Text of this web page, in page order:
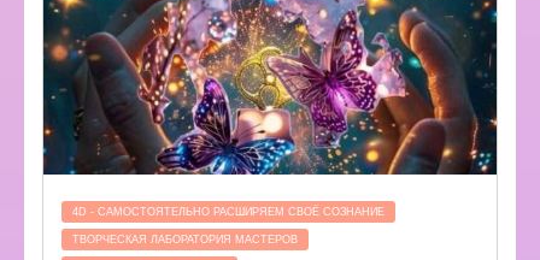
4D - САМОСТОЯТЕЛЬНО РАСШИРЯЕМ СВОЁ СОЗНАНИЕ
ТВОРЧЕСКАЯ ЛАБОРАТОРИЯ МАСТЕРОВ